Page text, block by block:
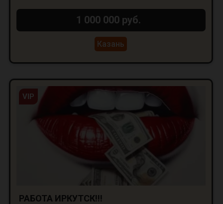
1 000 000 руб.
Казань
VIP
РАБОТА ИРКУТСК!!!